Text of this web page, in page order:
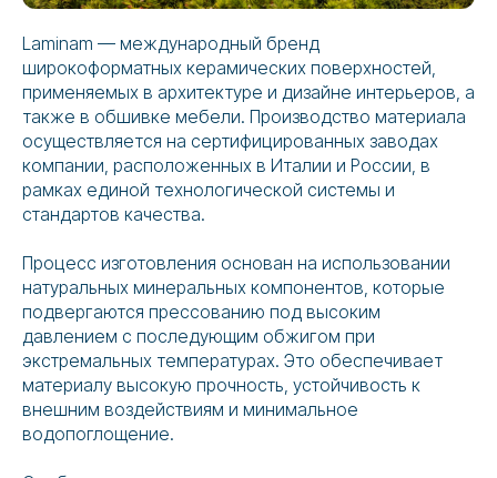
Laminam — международный бренд
широкоформатных керамических поверхностей,
применяемых в архитектуре и дизайне интерьеров, а
также в обшивке мебели. Производство материала
осуществляется на сертифицированных заводах
компании, расположенных в Италии и России, в
рамках единой технологической системы и
стандартов качества.
Процесс изготовления основан на использовании
натуральных минеральных компонентов, которые
подвергаются прессованию под высоким
давлением с последующим обжигом при
экстремальных температурах. Это обеспечивает
материалу высокую прочность, устойчивость к
внешним воздействиям и минимальное
водопоглощение.